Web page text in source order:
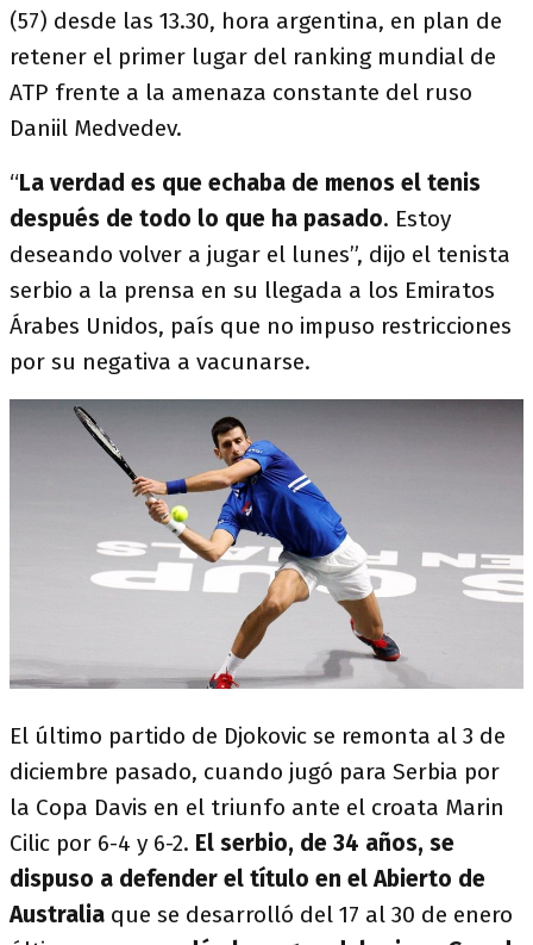
(57) desde las 13.30, hora argentina, en plan de
retener el primer lugar del ranking mundial de
ATP frente a la amenaza constante del ruso
Daniil Medvedev.
“La verdad es que echaba de menos el tenis
después de todo lo que ha pasado. Estoy
deseando volver a jugar el lunes”, dijo el tenista
serbio a la prensa en su llegada a los Emiratos
Árabes Unidos, país que no impuso restricciones
por su negativa a vacunarse.
El último partido de Djokovic se remonta al 3 de
diciembre pasado, cuando jugó para Serbia por
la Copa Davis en el triunfo ante el croata Marin
Cilic por 6-4 y 6-2. El serbio, de 34 años, se
dispuso a defender el título en el Abierto de
Australia que se desarrolló del 17 al 30 de enero